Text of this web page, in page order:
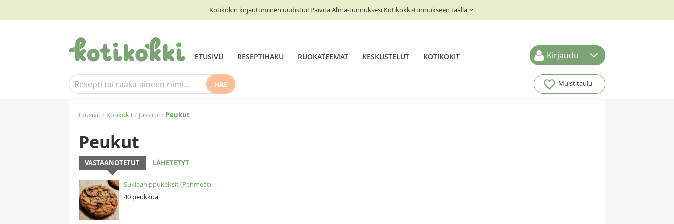
Kotikokin kirjautuminen uudistui! Päivitä Alma-tunnuksesi Kotikokki-tunnukseen täällä
ETUSIVU RESEPTIHAKU RUOKATEEMAT KESKUSTELUT KOTIKOKIT Kirjaudu
HAE Muistitaulu
Etusivu / Kotikokit/ Jussiroi/ Peukut
Peukut
VASTAANOTETUT LÄHETETYT
Suklaahippukeksit (Pehmeät)
40 peukkua